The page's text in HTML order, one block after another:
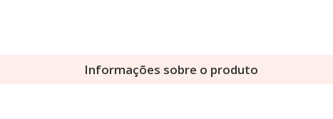
Informações sobre o produto